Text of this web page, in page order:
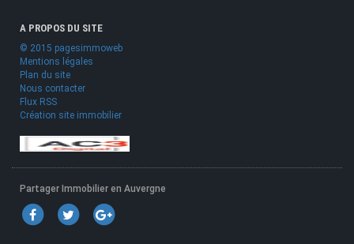
A PROPOS DU SITE
© 2015 pagesimmoweb
Mentions légales
Plan du site
Nous contacter
Flux RSS
Création site immobilier
Partager Immobilier en Auvergne